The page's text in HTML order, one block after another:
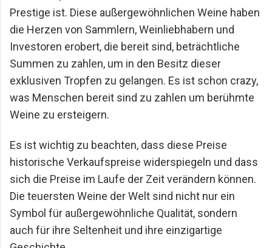
Prestige ist. Diese außergewöhnlichen Weine haben
die Herzen von Sammlern, Weinliebhabern und
Investoren erobert, die bereit sind, beträchtliche
Summen zu zahlen, um in den Besitz dieser
exklusiven Tropfen zu gelangen. Es ist schon crazy,
was Menschen bereit sind zu zahlen um berühmte
Weine zu ersteigern.
Es ist wichtig zu beachten, dass diese Preise
historische Verkaufspreise widerspiegeln und dass
sich die Preise im Laufe der Zeit verändern können.
Die teuersten Weine der Welt sind nicht nur ein
Symbol für außergewöhnliche Qualität, sondern
auch für ihre Seltenheit und ihre einzigartige